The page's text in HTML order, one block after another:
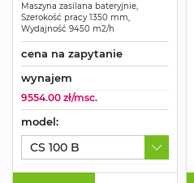
Maszyna zasilana bateryjnie,
Szerokość pracy 1350 mm,
Wydajność 9450 m2/h
cena na zapytanie
wynajem
9554.00 zł/msc.
model:
CS 100 B